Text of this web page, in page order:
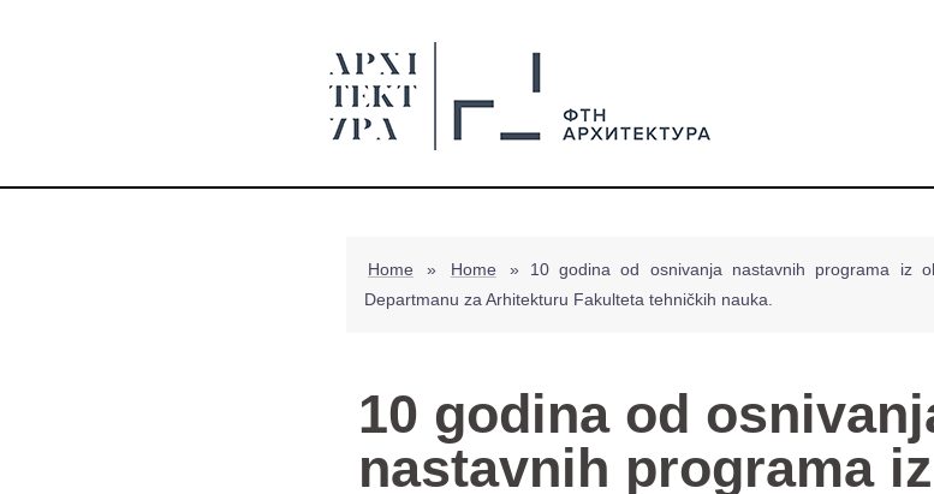
Home » Home » 10 godina od osnivanja nastavnih programa iz
Departmanu za Arhitekturu Fakulteta tehničkih nauka.
10 godina od
nastavnih programa